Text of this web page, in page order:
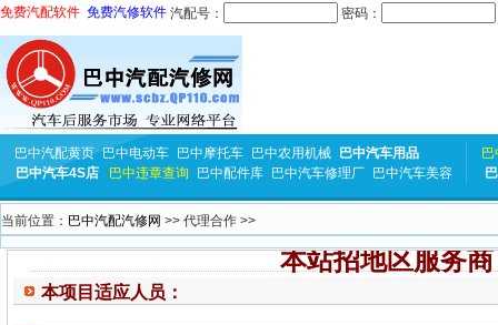
免费汽配软件 免费汽修软件 汽配号： 密码：
巴中汽配黄页 巴中电动车 巴中摩托车 巴中农用机械
巴中汽车用品
巴中汽车4S店
巴中违章查询 巴中配件库 巴中汽车修理厂 巴中汽车美容
当前位置： 巴中汽配汽修网 >> 代理合作 >>
本站招地区服务
本项目适应人员：